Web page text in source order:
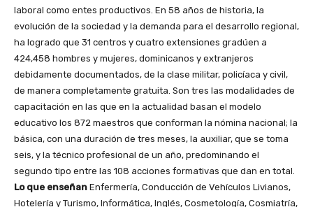
laboral como entes productivos. En 58 años de historia, la
evolución de la sociedad y la demanda para el desarrollo regional,
ha logrado que 31 centros y cuatro extensiones gradúen a
424,458 hombres y mujeres, dominicanos y extranjeros
debidamente documentados, de la clase militar, policíaca y civil,
de manera completamente gratuita. Son tres las modalidades de
capacitación en las que en la actualidad basan el modelo
educativo los 872 maestros que conforman la nómina nacional; la
básica, con una duración de tres meses, la auxiliar, que se toma
seis, y la técnico profesional de un año, predominando el
segundo tipo entre las 108 acciones formativas que dan en total.
Lo que enseñan Enfermería, Conducción de Vehículos Livianos,
Hotelería y Turismo, Informática, Inglés, Cosmetología, Cosmiatría,